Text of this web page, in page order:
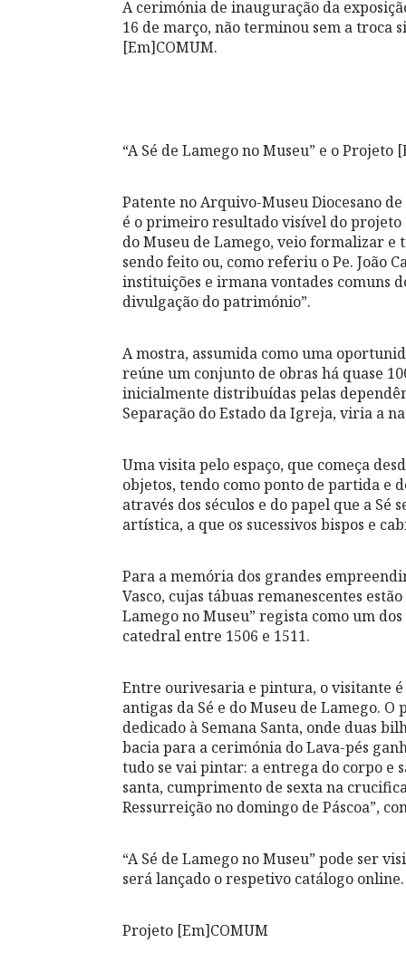
A cerimónia de inauguração da
16 de março, não terminou sem a troca
[Em]COMUM.
“A Sé de Lamego no Museu” e o Projeto
Patente no Arquivo-Museu Diocesano
é o primeiro resultado visível do
do Museu de Lamego, veio formalizar
sendo feito ou, como referiu o Pe. João
instituições e irmana vontades comuns
divulgação do património”.
A mostra, assumida como uma
reúne um conjunto de obras há quase
inicialmente distribuídas pelas
Separação do Estado da Igreja, viria a
Uma visita pelo espaço, que começa
objetos, tendo como ponto de partida e
através dos séculos e do papel que a Sé
artística, a que os sucessivos bispos e
Para a memória dos grandes
Vasco, cujas tábuas remanescentes
Lamego no Museu” regista como um
catedral entre 1506 e 1511.
Entre ourivesaria e pintura, o visitante
antigas da Sé e do Museu de Lamego.
dedicado à Semana Santa, onde duas
bacia para a cerimónia do Lava-pés
tudo se vai pintar: a entrega do corpo e
santa, cumprimento de sexta na
Ressurreição no domingo de Páscoa”,
“A Sé de Lamego no Museu” pode ser
será lançado o respetivo catálogo online.
Projeto [Em]COMUM